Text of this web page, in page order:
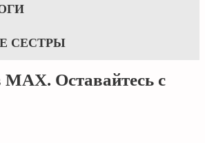
СЕСТРЫ
Оставайтесь с